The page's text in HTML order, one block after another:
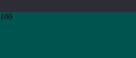
Pradžia